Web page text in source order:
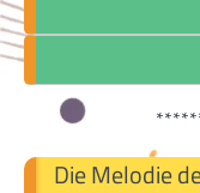
Die Melodie